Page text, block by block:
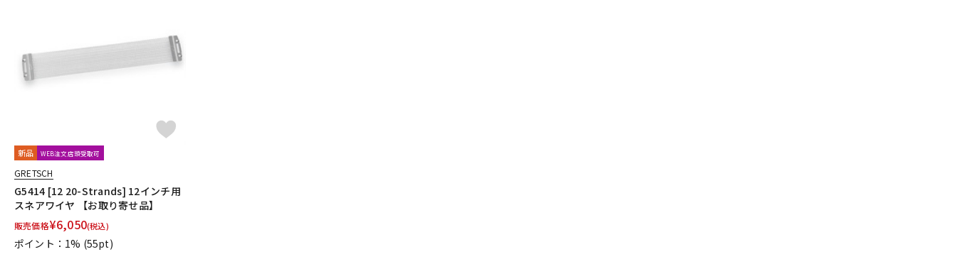
新品 WEB注文店頭受取可
GRETSCH
G5414 [12 20-Strands] 12インチ用
スネアワイヤ 【お取り寄せ品】
販売価格¥6,050(税込)
ポイント：1% (55pt)